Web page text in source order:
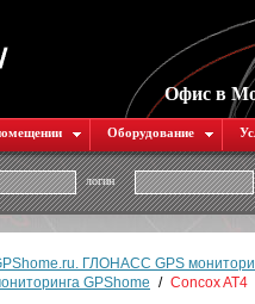
Офис в
Оборудование
логин
ГЛОНАСС GPS
GPShome / Concox AT4